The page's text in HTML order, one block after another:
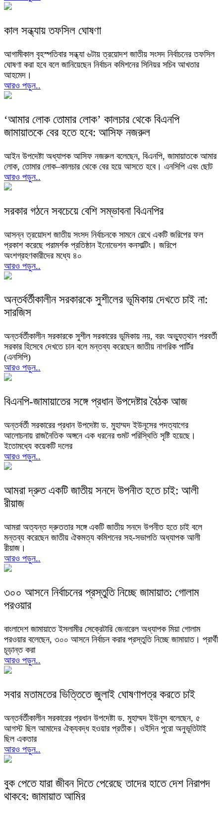
কাল সন্ধ্যায় তফসিল ঘোষণা
আগামীকাল বৃহস্পতিবার সন্ধ্যা ৬টায় ত্রয়োদশ জাতীয় সংসদ নির্বাচনের তফসিল
ঘোষণা করা হবে বলে জানিয়েছেন নির্বাচন কমিশনের সিনিয়র সচিব আখতার
আহমেদ।
আরও পড়ুন..
‘আমার লোক তোমার লোক’ কালচার থেকে বিএনপি
জামায়াতকে বের হতে হবে: আসিফ নজরুল
আইন উপদেষ্টা অধ্যাপক আসিফ নজরুল বলেছেন, বিএনপি, জামায়াতকে আমার
লোক, তোমার লোক–কালচার থেকে বের হয়ে আসতে হবে। এনসিপি এবং ছোট
আরও পড়ুন..
সরকার গঠনে সবচেয়ে বেশি সম্ভাবনা বিএনপির
আসন্ন ত্রয়োদশ জাতীয় সংসদ নির্বাচনকে সামনে রেখে একটি জরিপের ফল
প্রকাশ করেছে পরামর্শক প্রতিষ্ঠান ইনোভেশন কনসাল্টিং। জরিপে
অংশগ্রহণকারীদের মধ্যে ৪০
আরও পড়ুন..
অন্তর্বর্তীকালীন সরকারকে সুশীলের ভূমিকায় দেখতে চাই না:
সারজিস
অন্তর্বর্তীকালীন সরকারকে সুশীল সরকারের ভূমিকায় নয়, বরং অভ্যুত্থান পরবর্তী
সরকার হিসেবে দেখতে চান বলে মন্তব্য করেছেন জাতীয় নাগরিক পার্টির
(এনসিপি)
আরও পড়ুন..
বিএনপি-জামায়াতের সঙ্গে প্রধান উপদেষ্টার বৈঠক আজ
অন্তর্বর্তী সরকারের প্রধান উপদেষ্টা ড. মুহাম্মদ ইউনূসের পদত্যাগের
আলোচনায় রাজনৈতিক অঙ্গনে এক ধরনের গুমট পরিস্থিতি সৃষ্টি হয়েছে।
ইতোমধ্যে কয়েকটি দলের
আরও পড়ুন..
আমরা দ্রুত একটি জাতীয় সনদে উপনীত হতে চাই: আলী
রীয়াজ
আমরা অত্যন্ত দ্রুততার সঙ্গে একটি জাতীয় সনদে উপনীত হতে চাই বলে
মন্তব্য করেছেন জাতীয় ঐকমত্য কমিশনের সহ-সভাপতি অধ্যাপক আলী
রীয়াজ।
আরও পড়ুন..
৩০০ আসনে নির্বাচনের প্রস্তুতি নিচ্ছে জামায়াত: গোলাম
পরওয়ার
বাংলাদেশ জামায়াতে ইসলামীর সেক্রেটারি জেনারেল অধ্যাপক মিয়া গোলাম
পরওয়ার বলেছেন, ৩০০ আসনে নির্বাচন করার প্রস্তুতি নিচ্ছে জামায়াত। প্রার্থী
চূড়ান্ত করা
আরও পড়ুন..
সবার মতামতের ভিত্তিতে জুলাই ঘোষণাপত্র করতে চাই
অন্তর্বর্তীকালীন সরকারের প্রধান উপদেষ্টা ড. মুহাম্মদ ইউনূস বলেছেন, ৫
আগস্ট ছিল আমাদের ঐক্যবদ্ধ হওয়ার প্রতীক। ওইদিন পুরো অনুভূতিটাই
ছিল একতার
আরও পড়ুন..
বুক পেতে যারা জীবন দিতে পেরেছে তাদের হাতে দেশ নিরাপদ
থাকবে: জামায়াত আমির